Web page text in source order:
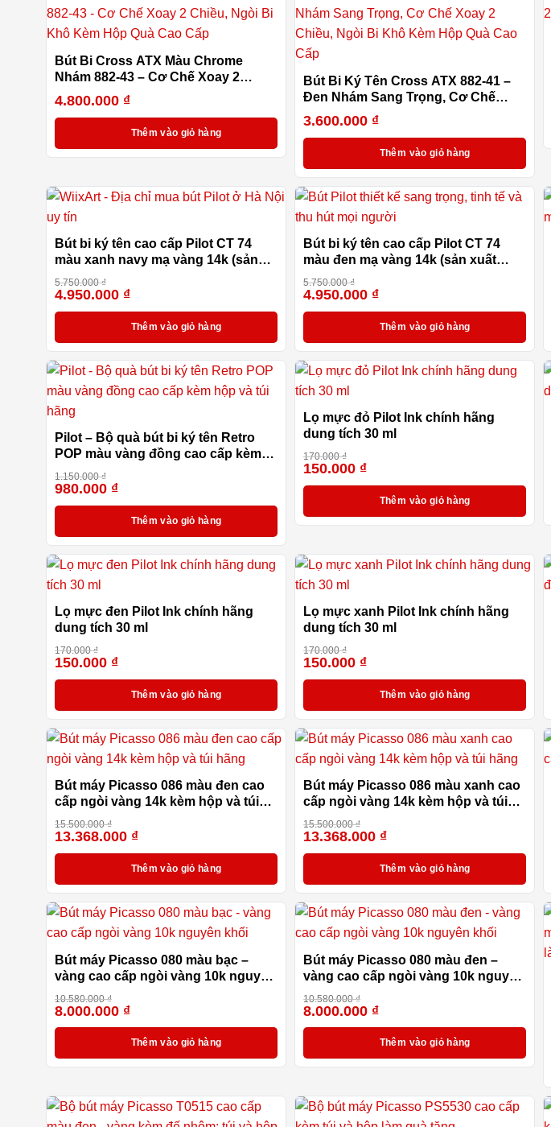
Bút Bi Cross ATX Màu Chrome
Nhám 882-43 – Cơ Chế Xoay 2
Chiều, Ngòi Bi Khô Kèm Hộp Quà
Cao Cấp
4.800.000 ₫
Thêm vào giỏ hàng
Bút Bi Ký Tên Cross ATX 882-41 –
Đen Nhám Sang Trọng, Cơ Chế
Xoay 2 Chiều, Ngòi Bi Khô Kèm Hộp
Quà Cao Cấp
3.600.000 ₫
Thêm vào giỏ hàng
Bút bi ký tên cao cấp Pilot CT 74
màu xanh navy mạ vàng 14k (sản
xuất 100% tại Nhật Bản)
5.750.000₫
4.950.000 ₫
Thêm vào giỏ hàng
Bút bi ký tên cao cấp Pilot CT 74
màu đen mạ vàng 14k (sản xuất
100% tại Nhật Bản)
5.750.000₫
4.950.000 ₫
Thêm vào giỏ hàng
Pilot – Bộ quà bút bi ký tên Retro
POP màu vàng đồng cao cấp kèm
hộp và túi hãng
1.150.000₫
980.000 ₫
Thêm vào giỏ hàng
Lọ mực đỏ Pilot Ink chính hãng
dung tích 30 ml
170.000₫
150.000 ₫
Thêm vào giỏ hàng
Lọ mực đen Pilot Ink chính hãng
dung tích 30 ml
170.000₫
150.000 ₫
Thêm vào giỏ hàng
Lọ mực xanh Pilot Ink chính hãng
dung tích 30 ml
170.000₫
150.000 ₫
Thêm vào giỏ hàng
Bút máy Picasso 086 màu đen cao
cấp ngòi vàng 14k kèm hộp và túi
hãng
15.500.000₫
13.368.000 ₫
Thêm vào giỏ hàng
Bút máy Picasso 086 màu xanh cao
cấp ngòi vàng 14k kèm hộp và túi
hãng
15.500.000₫
13.368.000 ₫
Thêm vào giỏ hàng
Bút máy Picasso 080 màu bạc –
vàng cao cấp ngòi vàng 10k nguyên
khối
10.580.000₫
8.000.000 ₫
Thêm vào giỏ hàng
Bút máy Picasso 080 màu đen –
vàng cao cấp ngòi vàng 10k nguyên
khối
10.580.000₫
8.000.000 ₫
Thêm vào giỏ hàng